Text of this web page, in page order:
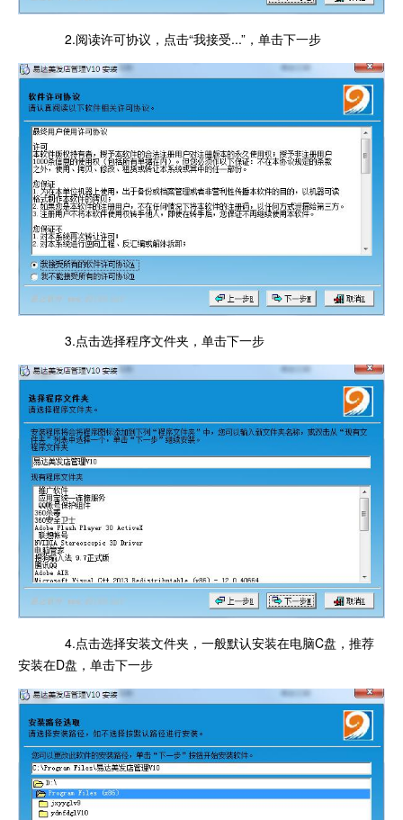
2.阅读许可协议，点击“我接受...”，单击下一步
3.点击选择程序文件夹，单击下一步
4.点击选择安装文件夹，一般默认安装在电脑C盘，推荐
安装在D盘，单击下一步